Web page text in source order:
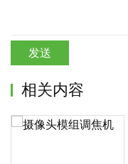
发送
相关内容